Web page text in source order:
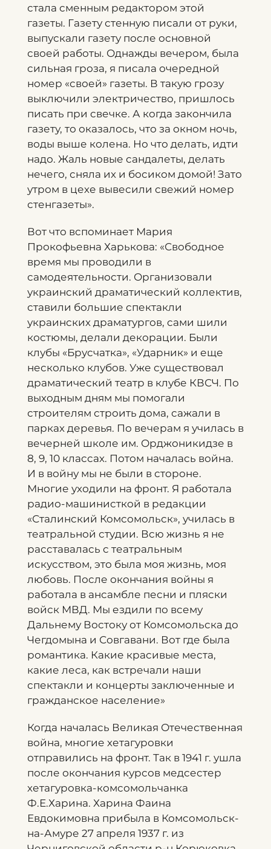
стала сменным редактором этой
газеты. Газету стенную писали от руки,
выпускали газету после основной
своей работы. Однажды вечером, была
сильная гроза, я писала очередной
номер «своей» газеты. В такую грозу
выключили электричество, пришлось
писать при свечке. А когда закончила
газету, то оказалось, что за окном ночь,
воды выше колена. Но что делать, идти
надо. Жаль новые сандалеты, делать
нечего, сняла их и босиком домой! Зато
утром в цехе вывесили свежий номер
стенгазеты».
Вот что вспоминает Мария
Прокофьевна Харькова: «Свободное
время мы проводили в
самодеятельности. Организовали
украинский драматический коллектив,
ставили большие спектакли
украинских драматургов, сами шили
костюмы, делали декорации. Были
клубы «Брусчатка», «Ударник» и еще
несколько клубов. Уже существовал
драматический театр в клубе КВСЧ. По
выходным дням мы помогали
строителям строить дома, сажали в
парках деревья. По вечерам я училась в
вечерней школе им. Орджоникидзе в
8, 9, 10 классах. Потом началась война.
И в войну мы не были в стороне.
Многие уходили на фронт. Я работала
радио-машинисткой в редакции
«Сталинский Комсомольск», училась в
театральной студии. Всю жизнь я не
расставалась с театральным
искусством, это была моя жизнь, моя
любовь. После окончания войны я
работала в ансамбле песни и пляски
войск МВД. Мы ездили по всему
Дальнему Востоку от Комсомольска до
Чегдомына и Совгавани. Вот где была
романтика. Какие красивые места,
какие леса, как встречали наши
спектакли и концерты заключенные и
гражданское население»
Когда началась Великая Отечественная
война, многие хетагуровки
отправились на фронт. Так в 1941 г. ушла
после окончания курсов медсестер
хетагуровка-комсомольчанка
Ф.Е.Харина. Харина Фаина
Евдокимовна прибыла в Комсомольск-
на-Амуре 27 апреля 1937 г. из